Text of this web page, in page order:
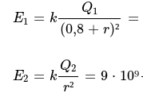
E1 = k
Q1
(0,8 + r)²
=
E2 = k
Q2
r²
= 9 ⋅ 10⁹
2r²